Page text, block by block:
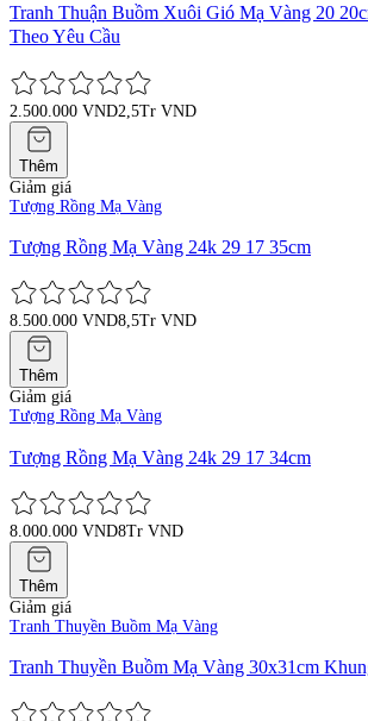
Tranh Thuận Buồm Xuôi Gió Mạ Vàng 20
Theo Yêu Cầu
2.500.000 VND2,5Tr VND
Thêm
Giảm giá
Tượng Rồng Mạ Vàng
Tượng Rồng Mạ Vàng 24k 29 17 35cm
8.500.000 VND8,5Tr VND
Thêm
Giảm giá
Tượng Rồng Mạ Vàng
Tượng Rồng Mạ Vàng 24k 29 17 34cm
8.000.000 VND8Tr VND
Thêm
Giảm giá
Tranh Thuyền Buồm Mạ Vàng
Tranh Thuyền Buồm Mạ Vàng 30x31cm